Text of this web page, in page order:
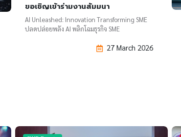
ขอเชิญเข้าร่ามงานสัมมนา
AI Unleashed: Innovation Transforming SME
ปลดปล่อยพลัง AI พลิกโฉมธุรกิจ SME
27 March 2026